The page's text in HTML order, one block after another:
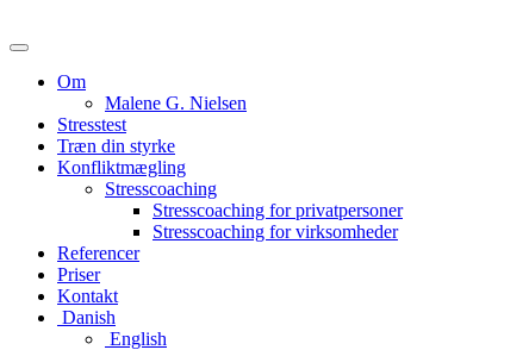
Om
Malene G. Nielsen
Stresstest
Træn din styrke
Konfliktmægling
Stresscoaching
Stresscoaching for privatpersoner
Stresscoaching for virksomheder
Referencer
Priser
Kontakt
Danish
English